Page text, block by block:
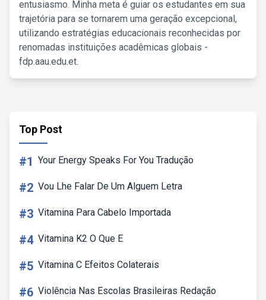
entusiasmo. Minha meta é guiar os estudantes em sua
trajetória para se tornarem uma geração excepcional,
utilizando estratégias educacionais reconhecidas por
renomadas instituições acadêmicas globais -
fdp.aau.edu.et.
Top Post
#1 Your Energy Speaks For You Tradução
#2 Vou Lhe Falar De Um Alguem Letra
#3 Vitamina Para Cabelo Importada
#4 Vitamina K2 O Que E
#5 Vitamina C Efeitos Colaterais
#6 Violência Nas Escolas Brasileiras Redação